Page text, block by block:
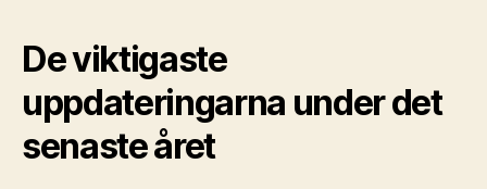
De viktigaste
uppdateringarna under det
senaste året